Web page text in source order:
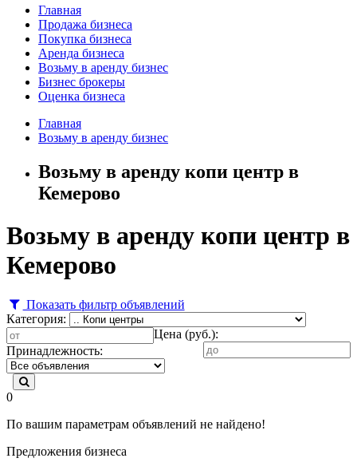
Главная
Продажа бизнеса
Покупка бизнеса
Аренда бизнеса
Возьму в аренду бизнес
Бизнес брокеры
Оценка бизнеса
Главная
Возьму в аренду бизнес
Возьму в аренду копи центр в
Кемерово
Возьму в аренду копи центр в
Кемерово
Показать фильтр объявлений
Категория:
Цена (руб.):
Принадлежность:
0
По вашим параметрам объявлений не найдено!
Предложения бизнеса